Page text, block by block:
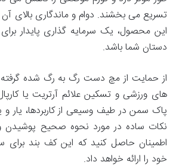
تسریع می بخشند. دوام و ماندگاری بالای
این محصول، یک سرمایه گذاری پایدار
دستان شما باشد.
از حمایت از مچ دست رگ به رگ شده
های ورزشی و تسکین علائم آرتریت یا
پاک سمن در طیف وسیعی از کاربردها، یار
نکات ساده در مورد نحوه صحیح پوشیدن و
اطمینان حاصل کنید که این کف بند برای
خود را ارائه خواهد داد.